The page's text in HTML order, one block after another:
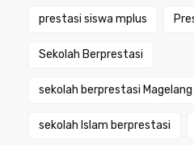
prestasi siswa mplus
Sekolah Berprestasi
sekolah berprestasi Magelang
sekolah Islam berprestasi